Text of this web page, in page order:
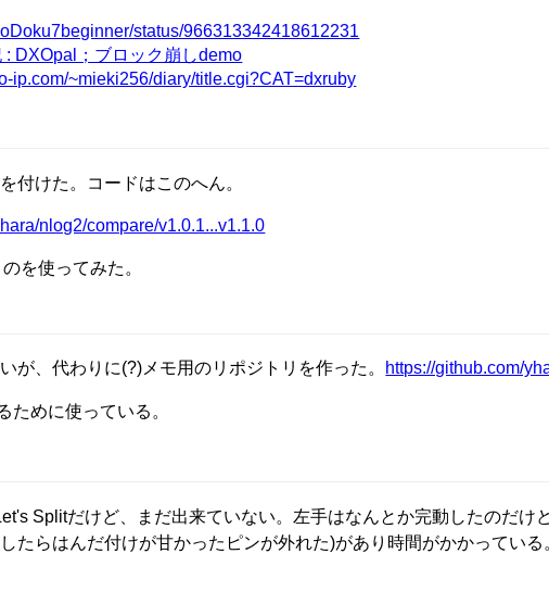
status/966313342418612231
: DXOpal；ブロック崩しdemo
ip.com/~mieki256/diary/title.cgi?CAT=dxruby
付けた。コードはこのへん。
nlog2/compare/v1.0.1...v1.1.0
を使ってみた。
が、代わりに(?)メモ用のリポジトリを作った。 https://github.com/
ために使っている。
Splitだけど、まだ出来ていない。左手はなんとか完動したのだけ
たらはんだ付けが甘かったピンが外れた)があり時間がかかってい